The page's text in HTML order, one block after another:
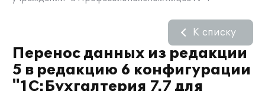
Перенос данных из редакции
5 в редакцию 6 конфигурации
"1С:Бухгалтерия 7.7 для
К списку